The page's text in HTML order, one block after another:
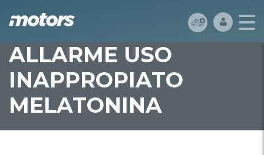
ALLARME USO
INAPPROPIATO
MELATONINA